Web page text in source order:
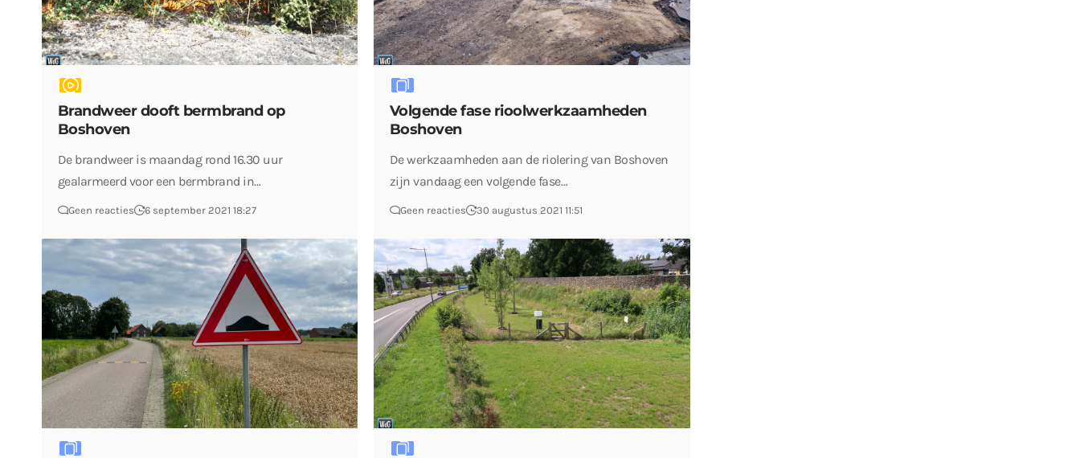
Brandweer dooft bermbrand op
Boshoven
De brandweer is maandag rond 16.30 uur
gealarmeerd voor een bermbrand in…
Geen reacties 6 september 2021 18:27
Volgende fase rioolwerkzaamheden
Boshoven
De werkzaamheden aan de riolering van Boshoven
zijn vandaag een volgende fase…
Geen reacties 30 augustus 2021 11:51